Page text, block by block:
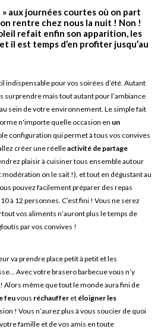
» aux journées courtes où on part
rentre chez nous la nuit ! Non !
refait enfin son apparition, les
il est temps d’en profiter jusqu’au
indispensable pour vos soirées d’été. Autant
surprendre mais tout autant pour l’ambiance
sein de votre environnement. Le simple fait
n'importe quelle occasion en un
configuration qui permet à tous vos convives
créer une réelleactivité de partage
plaisir à cuisiner tous ensemble autour
on le sait !), et tout en dégustant au
pouvez facilement préparer des repas
à 12 personnes. C’est fini ! Vous ne serez
vos aliments n’auront plus le temps de
par vos convives !
va prendre place petit à petit et les
Avec votre brasero barbecue vous n’y
même que tout le monde aura fini de
feuvous réchauffer et éloigner les
! Vous n’aurez plus à vous soucier de quoi
famille et de vos amis en toute